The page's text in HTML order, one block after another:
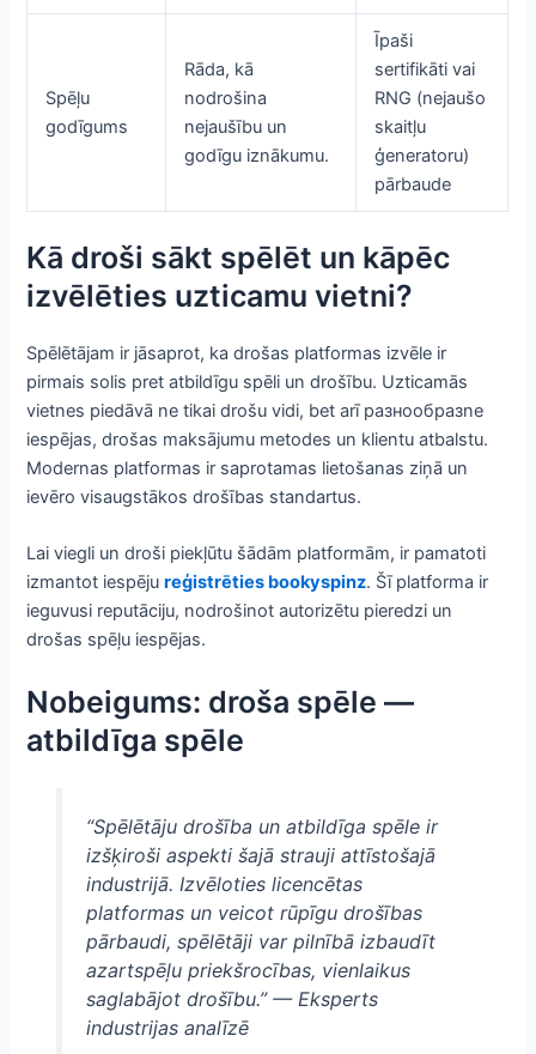
Spēļu
godīgums
Rāda, kā
nodrošina
nejaušību un
godīgu iznākumu.
Īpaši
sertifikāti vai
RNG (nejaušo
skaitļu
ģeneratoru)
pārbaude
Kā droši sākt spēlēt un kāpēc
izvēlēties uzticamu vietni?
Spēlētājam ir jāsaprot, ka drošas platformas izvēle ir
pirmais solis pret atbildīgu spēli un drošību. Uzticamās
vietnes piedāvā ne tikai drošu vidi, bet arī разнообразne
iespējas, drošas maksājumu metodes un klientu atbalstu.
Modernas platformas ir saprotamas lietošanas ziņā un
ievēro visaugstākos drošības standartus.
Lai viegli un droši piekļūtu šādām platformām, ir pamatoti
izmantot iespējureģistrēties bookyspinz. Šī platforma ir
ieguvusi reputāciju, nodrošinot autorizētu pieredzi un
drošas spēļu iespējas.
Nobeigums: droša spēle —
atbildīga spēle
“Spēlētāju drošība un atbildīga spēle ir
izšķiroši aspekti šajā strauji attīstošajā
industrijā. Izvēloties licencētas
platformas un veicot rūpīgu drošības
pārbaudi, spēlētāji var pilnībā izbaudīt
azartspēļu priekšrocības, vienlaikus
saglabājot drošību.” — Eksperts
industrijas analīzē